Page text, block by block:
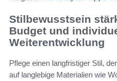
Stilbewusstsein
Budget und
Weiterentwicklung
Pflege einen langfristiger Stil,
auf langlebige Materialien wie